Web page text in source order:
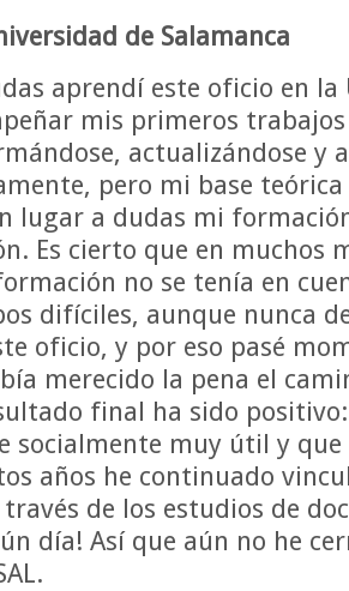
de Salamanca
aprendí este oficio en la
mis primeros
actualizándose y
pero mi base
lugar a dudas mi
Es cierto que en muchos
no se tenía en
difíciles, aunque nunca
oficio, y por eso pasé
merecido la pena el
final ha sido
socialmente muy útil y
años he continuado
de los estudios de
día! Así que aún no he